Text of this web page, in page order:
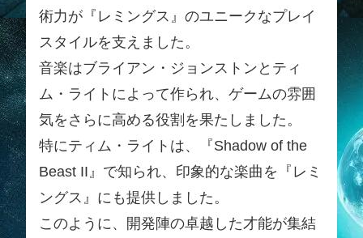
術力が『レミングス』のユニークなプレイ
スタイルを支えました。
音楽はブライアン・ジョンストンとティ
ム・ライトによって作られ、ゲームの雰囲
気をさらに高める役割を果たしました。
特にティム・ライトは、『Shadow of the
Beast II』で知られ、印象的な楽曲を『レミ
ングス』にも提供しました。
このように、開発陣の卓越した才能が集結